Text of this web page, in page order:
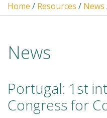
Home / Resources / News
News
Portugal: 1st
Congress for